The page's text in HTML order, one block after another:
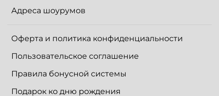
Адреса шоурумов
Оферта и политика конфиденциальности
Пользовательское соглашение
Правила бонусной системы
Подарок ко дню рождения